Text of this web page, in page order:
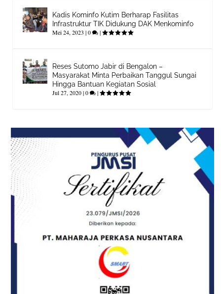
Kadis Kominfo Kutim Berharap Fasilitas
Infrastruktur TIK Didukung DAK Menkominfo
Mei 24, 2023 |0 |
Reses Sutomo Jabir di Bengalon –
Masyarakat Minta Perbaikan Tanggul Sungai
Hingga Bantuan Kegiatan Sosial
Jul 27, 2020|0 |